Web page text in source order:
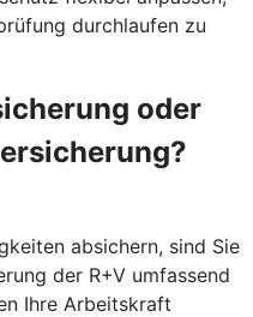
durchlaufen zu
oder
absichern, sind Sie
der R+V umfassend
Ihre Arbeitskraft